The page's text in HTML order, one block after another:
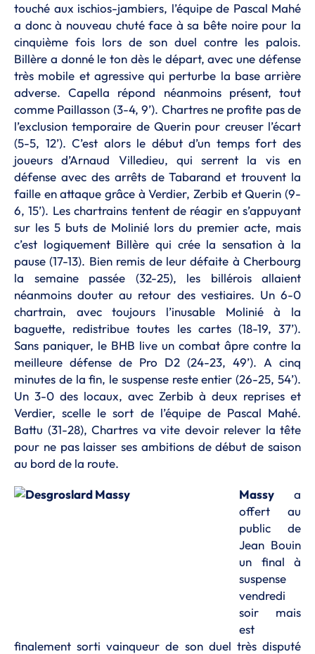
touché aux ischios-jambiers, l’équipe de Pascal Mahé
a donc à nouveau chuté face à sa bête noire pour la
cinquième fois lors de son duel contre les palois.
Billère a donné le ton dès le départ, avec une défense
très mobile et agressive qui perturbe la base arrière
adverse. Capella répond néanmoins présent, tout
comme Paillasson (3-4, 9’). Chartres ne profite pas de
l’exclusion temporaire de Querin pour creuser l’écart
(5-5, 12’). C’est alors le début d’un temps fort des
joueurs d’Arnaud Villedieu, qui serrent la vis en
défense avec des arrêts de Tabarand et trouvent la
faille en attaque grâce à Verdier, Zerbib et Querin (9-
6, 15’). Les chartrains tentent de réagir en s’appuyant
sur les 5 buts de Molinié lors du premier acte, mais
c’est logiquement Billère qui crée la sensation à la
pause (17-13). Bien remis de leur défaite à Cherbourg
la semaine passée (32-25), les billérois allaient
néanmoins douter au retour des vestiaires. Un 6-0
chartrain, avec toujours l’inusable Molinié à la
baguette, redistribue toutes les cartes (18-19, 37’).
Sans paniquer, le BHB live un combat âpre contre la
meilleure défense de Pro D2 (24-23, 49’). A cinq
minutes de la fin, le suspense reste entier (26-25, 54’).
Un 3-0 des locaux, avec Zerbib à deux reprises et
Verdier, scelle le sort de l’équipe de Pascal Mahé.
Battu (31-28), Chartres va vite devoir relever la tête
pour ne pas laisser ses ambitions de début de saison
au bord de la route.
Massy a
offert au
public de
Jean Bouin
un final à
suspense
vendredi
soir mais
est
finalement sorti vainqueur de son duel très disputé